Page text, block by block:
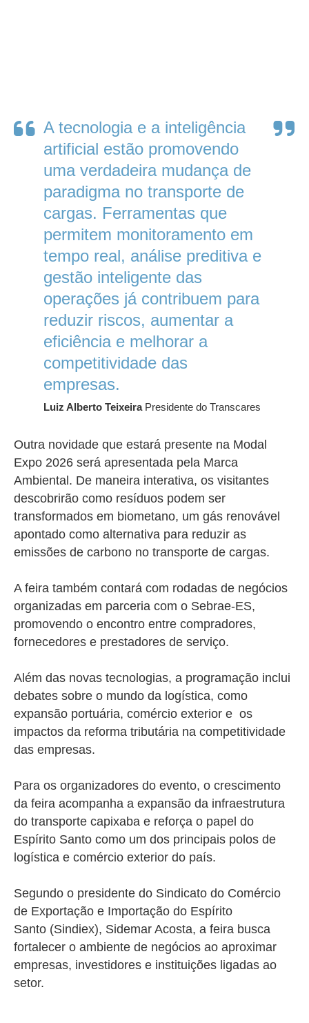
A tecnologia e a inteligência
artificial estão promovendo
uma verdadeira mudança de
paradigma no transporte de
cargas. Ferramentas que
permitem monitoramento em
tempo real, análise preditiva e
gestão inteligente das
operações já contribuem para
reduzir riscos, aumentar a
eficiência e melhorar a
competitividade das
empresas.
Luiz Alberto TeixeiraPresidente do Transcares
Outra novidade que estará presente na Modal
Expo 2026 será apresentada pela Marca
Ambiental. De maneira interativa, os visitantes
descobrirão como resíduos podem ser
transformados em biometano, um gás renovável
apontado como alternativa para reduzir as
emissões de carbono no transporte de cargas.
A feira também contará com rodadas de negócios
organizadas em parceria com o Sebrae-ES,
promovendo o encontro entre compradores,
fornecedores e prestadores de serviço.
Além das novas tecnologias, a programação inclui
debates sobre o mundo da logística, como
expansão portuária, comércio exterior e os
impactos da reforma tributária na competitividade
das empresas.
Para os organizadores do evento, o crescimento
da feira acompanha a expansão da infraestrutura
do transporte capixaba e reforça o papel do
Espírito Santo como um dos principais polos de
logística e comércio exterior do país.
Segundo o presidente do Sindicato do Comércio
de Exportação e Importação do Espírito
Santo (Sindiex), Sidemar Acosta, a feira busca
fortalecer o ambiente de negócios ao aproximar
empresas, investidores e instituições ligadas ao
setor.